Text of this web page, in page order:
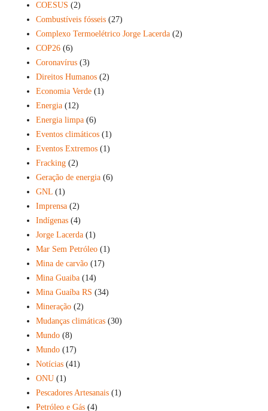
COESUS (2)
Combustíveis fósseis (27)
Complexo Termoelétrico Jorge Lacerda (2)
COP26 (6)
Coronavírus (3)
Direitos Humanos (2)
Economia Verde (1)
Energia (12)
Energia limpa (6)
Eventos climáticos (1)
Eventos Extremos (1)
Fracking (2)
Geração de energia (6)
GNL (1)
Imprensa (2)
Indígenas (4)
Jorge Lacerda (1)
Mar Sem Petróleo (1)
Mina de carvão (17)
Mina Guaiba (14)
Mina Guaíba RS (34)
Mineração (2)
Mudanças climáticas (30)
Mundo (8)
Mundo (17)
Notícias (41)
ONU (1)
Pescadores Artesanais (1)
Petróleo e Gás (4)